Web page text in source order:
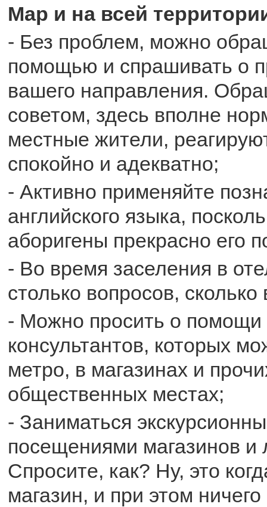
Мар и на всей
- Без проблем, можно
помощью и спрашивать о
вашего направления.
советом, здесь вполне
местные жители,
спокойно и адекватно;
- Активно применяйте
английского языка,
аборигены прекрасно его
- Во время заселения в
столько вопросов,
- Можно просить о помощи
консультантов, которых
метро, в магазинах и
общественных местах;
- Заниматься
посещениями магазинов и
Спросите, как? Ну, это
магазин, и при этом